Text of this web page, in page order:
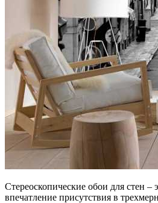
Стереоскопические обои для стен
впечатление присутствия в